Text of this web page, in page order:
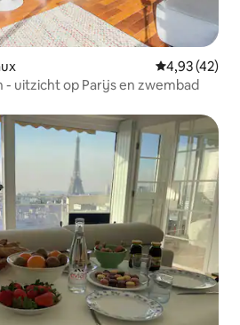
Gemiddelde
4,93 (42)
- uitzicht op Parijs en zwembad